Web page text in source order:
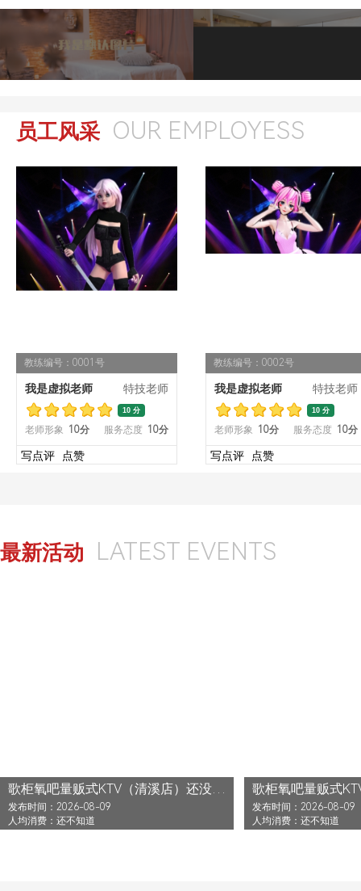
员工风采 OUR EMPLOYESS
教练编号：0001号
我是虚拟老师 特技老师
10 分
老师形象 10分 服务态度 10分
写点评 点赞
教练编号：0002号
我是虚拟老师 特技老师
10 分
老师形象 10分 服务态度 10分
写点评 点赞
最新活动 LATEST EVENTS
歌柜氧吧量贩式KTV（清溪店）还没发布活动
发布时间：2026-08-09
人均消费：还不知道
发布时间：2026-08-09
人均消费：还不知道